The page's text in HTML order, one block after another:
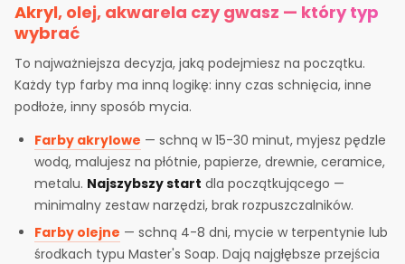
Akryl, olej, akwarela czy gwasz — który typ
wybrać
To najważniejsza decyzja, jaką podejmiesz na początku.
Każdy typ farby ma inną logikę: inny czas schnięcia, inne
podłoże, inny sposób mycia.
Farby akrylowe — schną w 15-30 minut, myjesz pędzle
wodą, malujesz na płótnie, papierze, drewnie, ceramice,
metalu. Najszybszy start dla początkującego —
minimalny zestaw narzędzi, brak rozpuszczalników.
Farby olejne — schną 4-8 dni, mycie w terpentynie lub
środkach typu Master's Soap. Dają najgłębsze przejścia